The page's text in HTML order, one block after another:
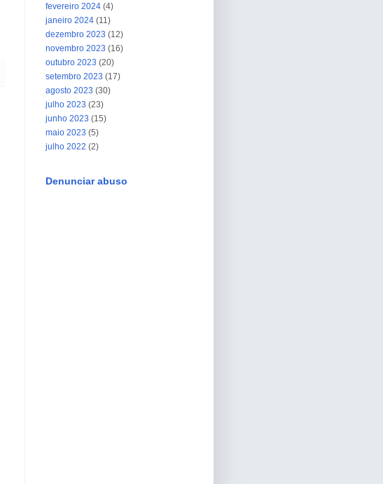
fevereiro 2024 (4)
janeiro 2024 (11)
dezembro 2023 (12)
novembro 2023 (16)
outubro 2023 (20)
setembro 2023 (17)
agosto 2023 (30)
julho 2023 (23)
junho 2023 (15)
maio 2023 (5)
julho 2022 (2)
Denunciar abuso